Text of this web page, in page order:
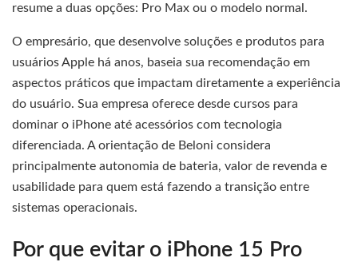
resume a duas opções: Pro Max ou o modelo normal.
O empresário, que desenvolve soluções e produtos para
usuários Apple há anos, baseia sua recomendação em
aspectos práticos que impactam diretamente a experiência
do usuário. Sua empresa oferece desde cursos para
dominar o iPhone até acessórios com tecnologia
diferenciada. A orientação de Beloni considera
principalmente autonomia de bateria, valor de revenda e
usabilidade para quem está fazendo a transição entre
sistemas operacionais.
Por que evitar o iPhone 15 Pro